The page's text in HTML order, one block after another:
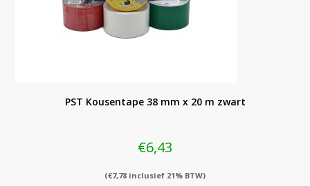
PST Kousentape 38 mm x 20 m zwart
€6,43
(€7,78 inclusief 21% BTW)